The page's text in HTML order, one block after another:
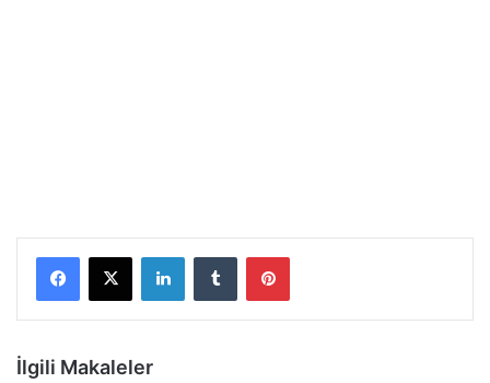
LinkedInTumblr Pinterest
İlgili Makaleler